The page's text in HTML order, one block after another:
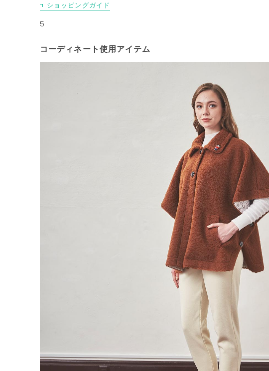
ショッピングガイド
5
コーディネート使用アイテム